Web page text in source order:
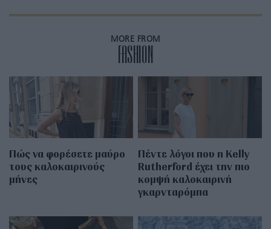
MORE FROM
FASHION
Πώς να φορέσετε μαύρο
τους καλοκαιρινούς
μήνες
Πέντε λόγοι που η Kelly
Rutherford έχει την πιο
κομψή καλοκαιρινή
γκαρνταρόμπα